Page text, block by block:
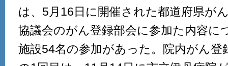
は、5月16日に開催された都道府県が
協議会のがん登録部会に参加た内容に
施設54名の参加があった。院内がん登